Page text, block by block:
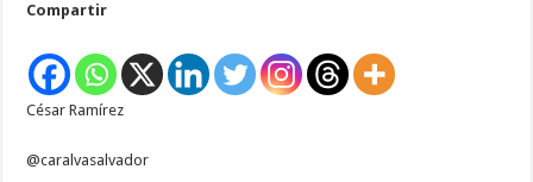
año
en
prisión
Compartir
César Ramírez
@caralvasalvador